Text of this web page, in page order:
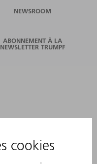
NEWSROOM
ABONNEMENT À LA
NEWSLETTER TRUMPF